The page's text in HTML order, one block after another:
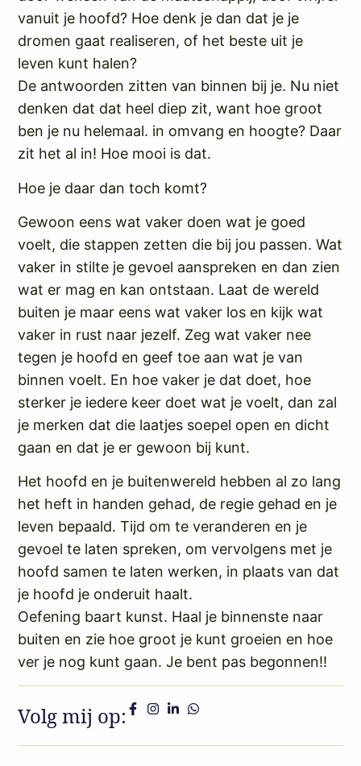
vanuit je hoofd? Hoe denk je dan dat je je
dromen gaat realiseren, of het beste uit je
leven kunt halen?
De antwoorden zitten van binnen bij je. Nu niet
denken dat dat heel diep zit, want hoe groot
ben je nu helemaal. in omvang en hoogte? Daar
zit het al in! Hoe mooi is dat.
Hoe je daar dan toch komt?
Gewoon eens wat vaker doen wat je goed
voelt, die stappen zetten die bij jou passen. Wat
vaker in stilte je gevoel aanspreken en dan zien
wat er mag en kan ontstaan. Laat de wereld
buiten je maar eens wat vaker los en kijk wat
vaker in rust naar jezelf. Zeg wat vaker nee
tegen je hoofd en geef toe aan wat je van
binnen voelt. En hoe vaker je dat doet, hoe
sterker je iedere keer doet wat je voelt, dan zal
je merken dat die laatjes soepel open en dicht
gaan en dat je er gewoon bij kunt.
Het hoofd en je buitenwereld hebben al zo lang
het heft in handen gehad, de regie gehad en je
leven bepaald. Tijd om te veranderen en je
gevoel te laten spreken, om vervolgens met je
hoofd samen te laten werken, in plaats van dat
je hoofd je onderuit haalt.
Oefening baart kunst. Haal je binnenste naar
buiten en zie hoe groot je kunt groeien en hoe
ver je nog kunt gaan. Je bent pas begonnen!!
Volg mij op: